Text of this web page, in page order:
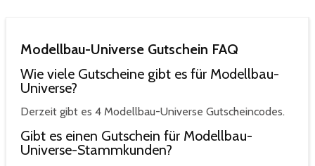
Modellbau-Universe Gutschein FAQ
Wie viele Gutscheine gibt es für Modellbau-
Universe?
Derzeit gibt es 4 Modellbau-Universe Gutscheincodes.
Gibt es einen Gutschein für Modellbau-
Universe-Stammkunden?